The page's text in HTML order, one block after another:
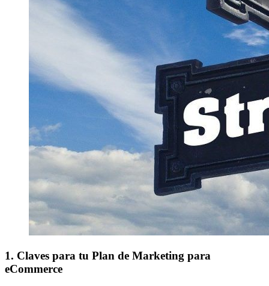
1. Claves para tu Plan de Marketing para
eCommerce